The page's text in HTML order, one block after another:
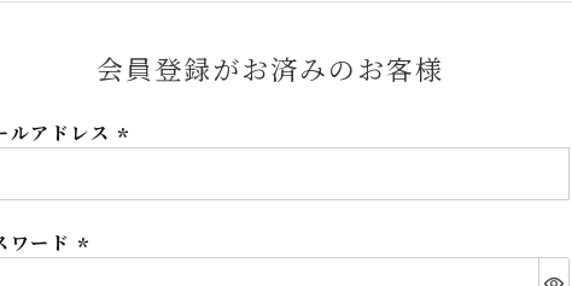
会員登録がお済みのお客様
ルアドレス
須)
ワード